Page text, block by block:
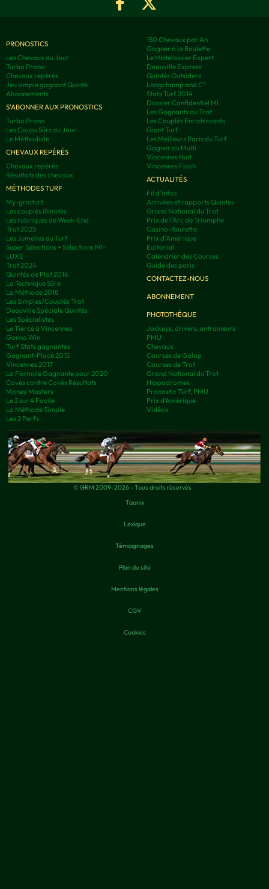
PRONOSTICS
Les Chevaux du Jour
Turbo Prono
Chevaux repérés
Jeu simple gagnant Quinté
Abonnements
S'ABONNER AUX PRONOSTICS
Turbo Prono
Les Coups Sûrs du Jour
Le Méthodiste
CHEVAUX REPÉRÉS
Chevaux repérés
Résultats des chevaux
MÉTHODES TURF
My-grmturf
Les couplés illimités
Les rubriques de Week-End
Trot 2025
Les Jumelles du Turf
Super Sélections + Sélections MI-
LUXE
Trot 2024
Quintés de Plat 2016
La Technique Sûre
La Méthode 2018
Les Simples/Couplés Trot
Deauville Spéciale Quintés
Les Spécialistes
Le Tiercé à Vincennes
Gonna Win
Turf Stats gagnantes
Gagnant-Placé 2015
Vincennes 2017
La Formule Gagnante pour 2020
Covès contre Covès Résultats
Money Masters
Le 2 sur 4 Facile
La Méthode Simple
Les 2 Perfs
150 Chevaux par An
Gagner à la Roulette
Le Matelassier Expert
Deauville Express
Quintés Outsiders
Longchamp and C°
Stats Turf 2014
Dossier Confidentiel MI
Les Gagnants au Trot
Les Couplés Enrichissants
Giant Turf
Les Meilleurs Paris du Turf
Gagner au Multi
Vincennes Nuit
Vincennes Flash
ACTUALITÉS
Fil d'infos
Arrivées et rapports Quintés
Grand National du Trot
Prix de l'Arc de Triomphe
Casino-Roulette
Prix d'Amérique
Editorial
Calendrier des Courses
Guide des paris
CONTACTEZ-NOUS
ABONNEMENT
PHOTOTHÈQUE
Jockeys, drivers, entraineurs
PMU
Chevaux
Courses de Galop
Courses de Trot
Grand National du Trot
Hippodromes
Pronostic Turf, PMU
Prix d’Amérique
Vidéos
© GRM 2009-2026 - Tous droits réservés
Taonix
Lexique
Témoignages
Plan du site
Mentions légales
CGV
Cookies